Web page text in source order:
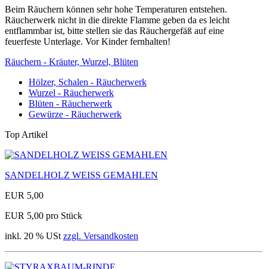
Beim Räuchern können sehr hohe Temperaturen entstehen.
Räucherwerk nicht in die direkte Flamme geben da es leicht
entflammbar ist, bitte stellen sie das Räuchergefäß auf eine
feuerfeste Unterlage. Vor Kinder fernhalten!
Räuchern - Kräuter, Wurzel, Blüten
Hölzer, Schalen - Räucherwerk
Wurzel - Räucherwerk
Blüten - Räucherwerk
Gewürze - Räucherwerk
Top Artikel
SANDELHOLZ WEISS GEMAHLEN
EUR 5,00
EUR 5,00 pro Stück
inkl. 20 % USt zzgl. Versandkosten